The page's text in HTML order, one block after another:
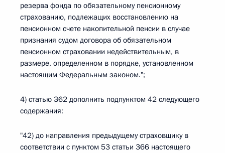
резерва фонда по обязательному пенсионному
страхованию, подлежащих восстановлению на
пенсионном счете накопительной пенсии в случае
признания судом договора об обязательном
пенсионном страховании недействительным, в
размере, определенном в порядке, установленном
настоящим Федеральным законом.";
4) статью 362 дополнить подпунктом 42 следующего
содержания:
"42) до направления предыдущему страховщику в
соответствии с пунктом 53 статьи 366 настоящего